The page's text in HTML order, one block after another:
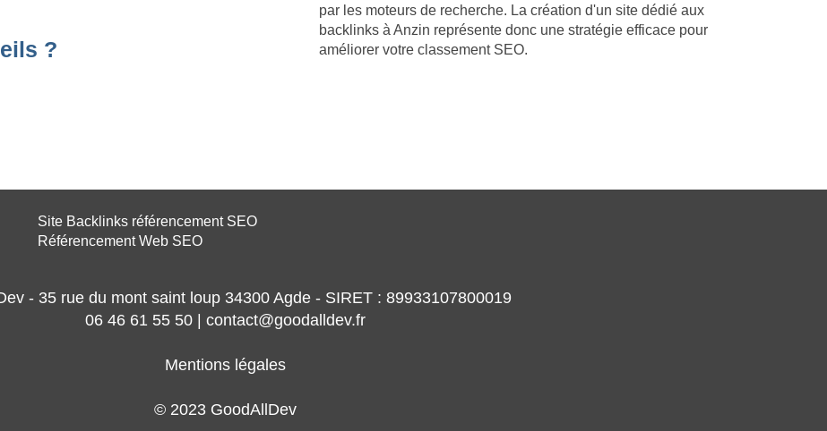
?
par les moteurs de recherche. La création d'un site dédié aux
backlinks à Anzin représente donc une stratégie efficace pour
améliorer votre classement SEO.
Site Backlinks référencement SEO
Référencement Web SEO
- 35 rue du mont saint loup 34300 Agde - SIRET : 89933107800019
06 46 61 55 50 | contact@goodalldev.fr
Mentions légales
© 2023 GoodAllDev